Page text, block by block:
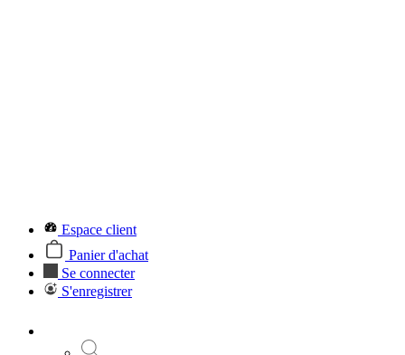
Espace client
Panier d'achat
Se connecter
S'enregistrer